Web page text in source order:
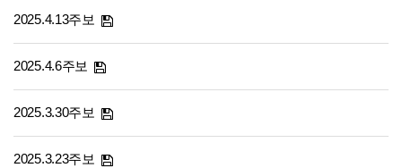
2025.4.13주보
2025.4.6주보
2025.3.30주보
2025.3.23주보